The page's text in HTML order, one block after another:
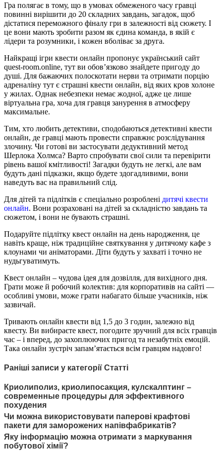
Гра полягає в тому, що в умовах обмеженого часу гравці
повинні вирішити до 20 складних завдань, загадок, щоб
дістатися переможного фіналу гри в залежності від сюжету. І
це вони мають зробити разом як єдина команда, в якій є
лідери та розумники, і кожен вболіває за друга.
Найкращі ігри квести онлайн пропонує український сайт
quest-room.online, тут ви обов’язково знайдете пригоду до
душі. Для бажаючих полоскотати нерви та отримати порцію
адреналіну тут є страшні квести онлайн, від яких кров холоне
у жилах. Однак небезпеки немає жодної, адже це лише
віртуальна гра, хоча для гравця занурення в атмосферу
максимальне.
Тим, хто любить детективи, сподобаються детективні квести
онлайн, де гравці мають провести справжнє розслідування
злочину. Чи готові ви застосувати дедуктивний метод
Шерлока Холмса? Варто спробувати свої сили та перевірити
рівень вашої кмітливості! Загадки будуть не легкі, але вам
будуть дані підказки, якщо будете здогадливими, вони
наведуть вас на правильний слід.
Для дітей та підлітків є спеціально розроблені дитячі квести
онлайн. Вони розраховані на дітей за складністю завдань та
сюжетом, і вони не бувають страшні.
Подаруйте підлітку квест онлайн на день народження, це
навіть краще, ніж традиційне святкування у дитячому кафе з
клоунами чи аніматорами. Діти будуть у захваті і точно не
нудьгуватимуть.
Квест онлайн – чудова ідея для дозвілля, для вихідного дня.
Грати може й робочий колектив: для корпоративів на сайті —
особливі умови, може грати набагато більше учасників, ніж
зазвичай.
Тривають онлайн квести від 1,5 до 3 годин, залежно від
квесту. Ви вибираєте квест, погодите зручний для всіх гравців
час – і вперед, до захоплюючих пригод та незабутніх емоцій.
Така онлайн зустріч запам’ятається всім гравцям надовго!
Раніші записи у категорії Статті
Криолиполиз, криолипосакция, кулскалптинг –
современные процедуры для эффективного
похудения
Чи можна використовувати паперові крафтові
пакети для заморожених напівфабрикатів?
Яку інформацію можна отримати з маркування
побутової хімії?